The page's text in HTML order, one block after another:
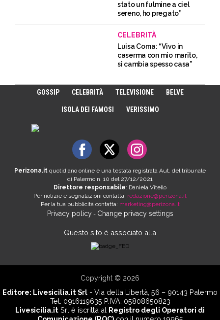
stato un fulmine a ciel
sereno, ho pregato”
CELEBRITÀ
Luisa Corna: “Vivo in
caserma con mio marito,
si cambia spesso casa”
GOSSIP CELEBRITÀ TELEVISIONE BELVE
ISOLA DEI FAMOSI VERISSIMO
Perizona.it quotidiano online è una testata registrata Aut. del tribunale
di Palermo n. 10 del 27/12/2021
Direttore responsabile: Daniela Vitello
Per notizie e segnalazioni contatta: redazione@perizona.it
Per la tua pubblicità contatta: marketing@perizona.it
Privacy policy- Change privacy settings
Questo sito è associato alla
Copyright © 2026
Editore: Livesicilia.it Srl - Via della Libertà, 56 – 90143 Palermo
Tel: 0916119635 P.IVA: 05808650823
Livesicilia.it Srl è iscritta al Registro degli Operatori di